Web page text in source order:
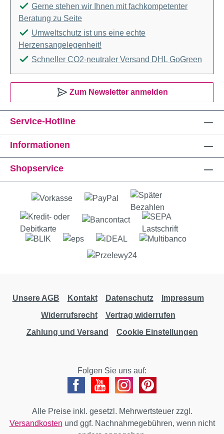
Service-Hotline
Informationen
Shopservice
Gerne stehen wir Ihnen mit fachkompetenter
Beratung zu Seite
Umweltschutz ist uns eine echte
Herzensangelegenheit!
Schneller CO2-neutraler Versand DHL GoGreen
Zum Newsletter anmelden
Unsere AGB Kontakt Datenschutz
Impressum
Widerrufsrecht
Vertrag widerrufen
Zahlung und Versand
Cookie Einstellungen
Folgen Sie uns auf:
Alle Preise inkl. gesetzl. Mehrwertsteuer zzgl.
Versandkosten und ggf. Nachnahmegebühren, wenn nicht